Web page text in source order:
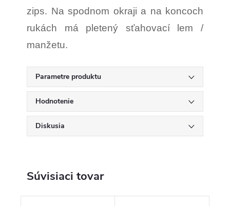
zips. Na spodnom okraji a na koncoch
rukách má pletený sťahovací lem /
manžetu.
Parametre produktu
Hodnotenie
Diskusia
Súvisiaci tovar